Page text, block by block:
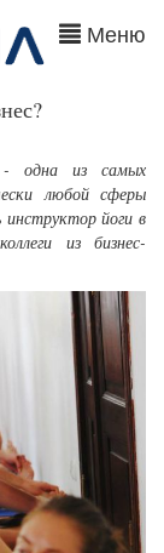
Меню
- одна из самых
любой сферы
йоги в
из бизнес-